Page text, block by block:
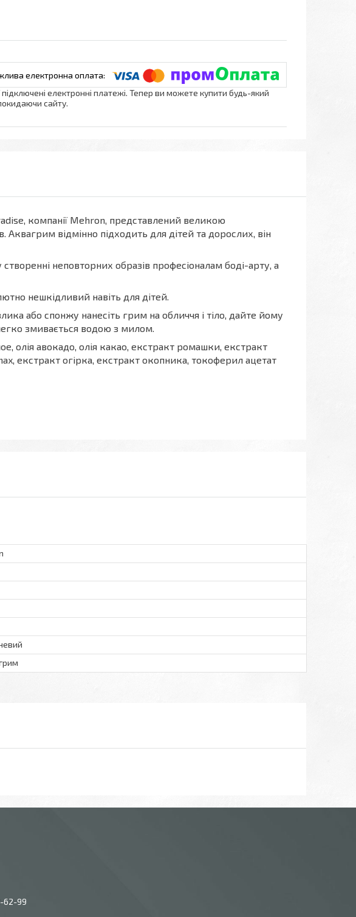
підключені електронні платежі. Тепер ви можете купити будь-який
сайту.
компанії Mehron, представлений великою
Аквагрим відмінно підходить для дітей та дорослих, він
неповторних образів професіоналам боді-арту, а
нешкідливий навіть для дітей.
або спонжу нанесіть грим на обличчя і тіло, дайте йому
змивається водою з милом.
олія авокадо, олія какао, екстракт ромашки, екстракт
екстракт огірка, екстракт окопника, токоферил ацетат
62-99